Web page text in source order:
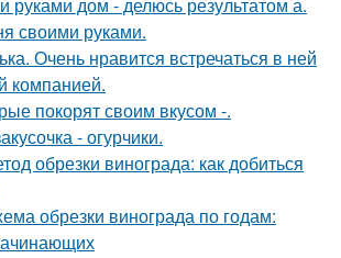
дом - делюсь результатом а.
своими руками.
Очень нравится встречаться в ней
компанией.
покорят своим вкусом -.
- огурчики.
обрезки винограда: как добиться
обрезки винограда по годам: